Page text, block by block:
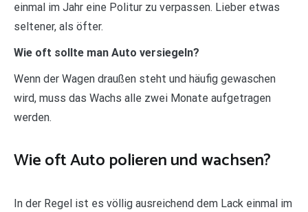
einmal im Jahr eine Politur zu verpassen. Lieber etwas
seltener, als öfter.
Wie oft sollte man Auto versiegeln?
Wenn der Wagen draußen steht und häufig gewaschen
wird, muss das Wachs alle zwei Monate aufgetragen
werden.
Wie oft Auto polieren und wachsen?
In der Regel ist es völlig ausreichend dem Lack einmal im